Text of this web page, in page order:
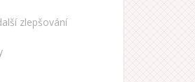
zlepšování